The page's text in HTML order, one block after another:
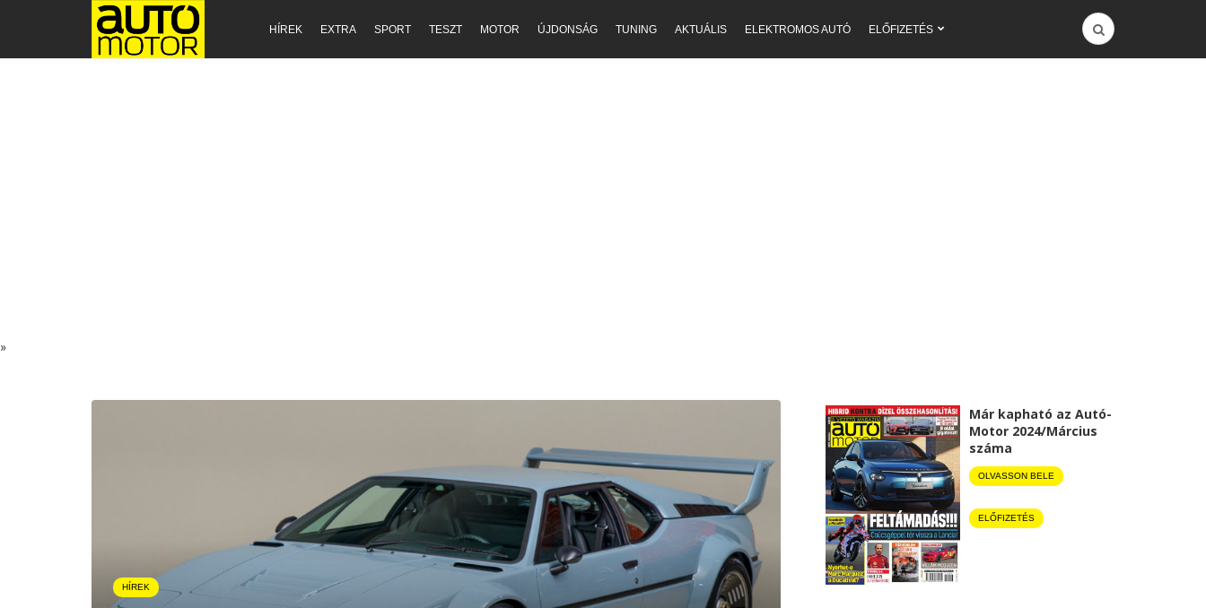
HÍREK EXTRA SPORT TESZT MOTOR ÚJDONSÁG TUNING AKTUÁLIS ELEKTROMOS AUTÓ ELŐFIZETÉS
»
HÍREK
Már kapható az Autó-
Motor 2024/Március
száma
OLVASSON BELE
ELŐFIZETÉS